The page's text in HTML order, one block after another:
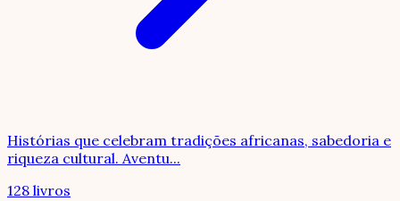
Histórias que celebram tradições africanas, sabedoria e
riqueza cultural. Aventu...
128 livros